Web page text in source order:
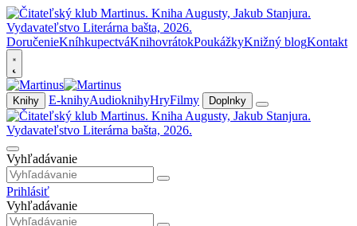
DoručenieKníhkupectváKnihovrátokPoukážkyKnižný blogKontakt
Knihy E-knihyAudioknihyHryFilmy Doplnky
Vyhľadávanie
Prihlásiť
Vyhľadávanie